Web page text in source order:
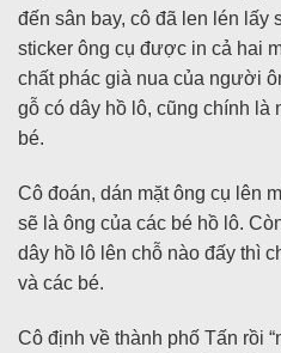
đến sân bay, cô đã len lén lấy
sticker ông cụ được in cả hai
chất phác già nua của người
gỗ có dây hồ lô, cũng chính là
bé.
Cô đoán, dán mặt ông cụ lên
sẽ là ông của các bé hồ lô.
dây hồ lô lên chỗ nào đấy thì
và các bé.
Cô định về thành phố Tấn rồi